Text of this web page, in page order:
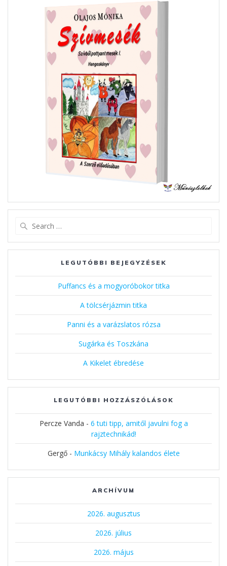
LEGUTÓBBI BEJEGYZÉSEK
Puffancs és a mogyoróbokor titka
A tölcsérjázmin titka
Panni és a varázslatos rózsa
Sugárka és Toszkána
A Kikelet ébredése
LEGUTÓBBI HOZZÁSZÓLÁSOK
Percze Vanda - 6 tuti tipp, amitől javulni fog a
rajztechnikád!
Gergő- Munkácsy Mihály kalandos élete
ARCHÍVUM
2026. augusztus
2026. július
2026. május